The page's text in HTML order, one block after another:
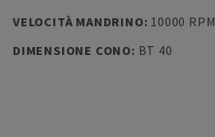
VELOCITÀ MANDRINO: 10000 RPM
DIMENSIONE CONO: BT 40